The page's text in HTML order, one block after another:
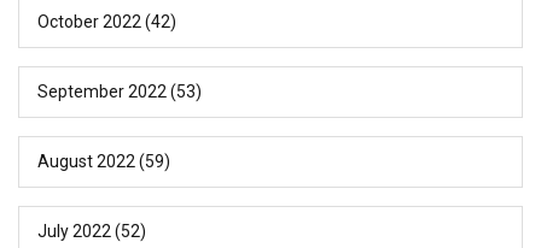
October 2022 (42)
September 2022 (53)
August 2022 (59)
July 2022 (52)